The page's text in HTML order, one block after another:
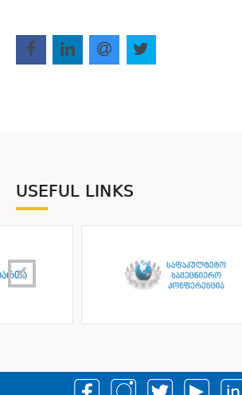
USEFUL LINKS